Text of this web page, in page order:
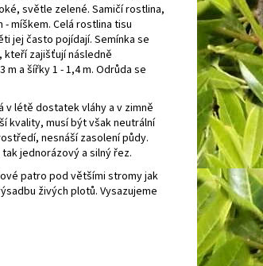
světle zelené. Samičí rostlina,
míškem. Celá rostlina tisu
jej často pojídají. Semínka se
kteří zajišťují následně
a šířky 1 - 1,4 m. Odrůda se
létě dostatek vláhy a v zimně
kvality, musí být však neutrální
nesnáší zasolení půdy.
jednorázový a silný řez.
patro pod většími stromy jak
živých plotů. Vysazujeme